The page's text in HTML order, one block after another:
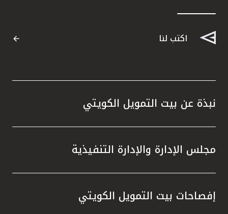
اكتب لنا
نبذة عن بيت التمويل الكويتي
مجلس الإدارة والإدارة التنفيذية
إفصاحات بيت التمويل الكويتي